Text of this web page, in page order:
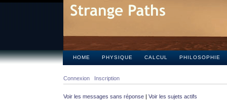
HOME PHYSIQUE CALCUL PHILOSOPHIE
Connexion Inscription
Voir les messages sans réponse | Voir les sujets actifs